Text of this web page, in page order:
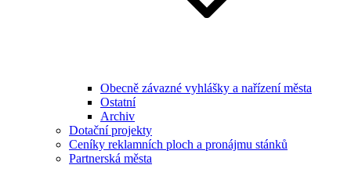
Obecně závazné vyhlášky a nařízení města
Ostatní
Archiv
Dotační projekty
Ceníky reklamních ploch a pronájmu stánků
Partnerská města